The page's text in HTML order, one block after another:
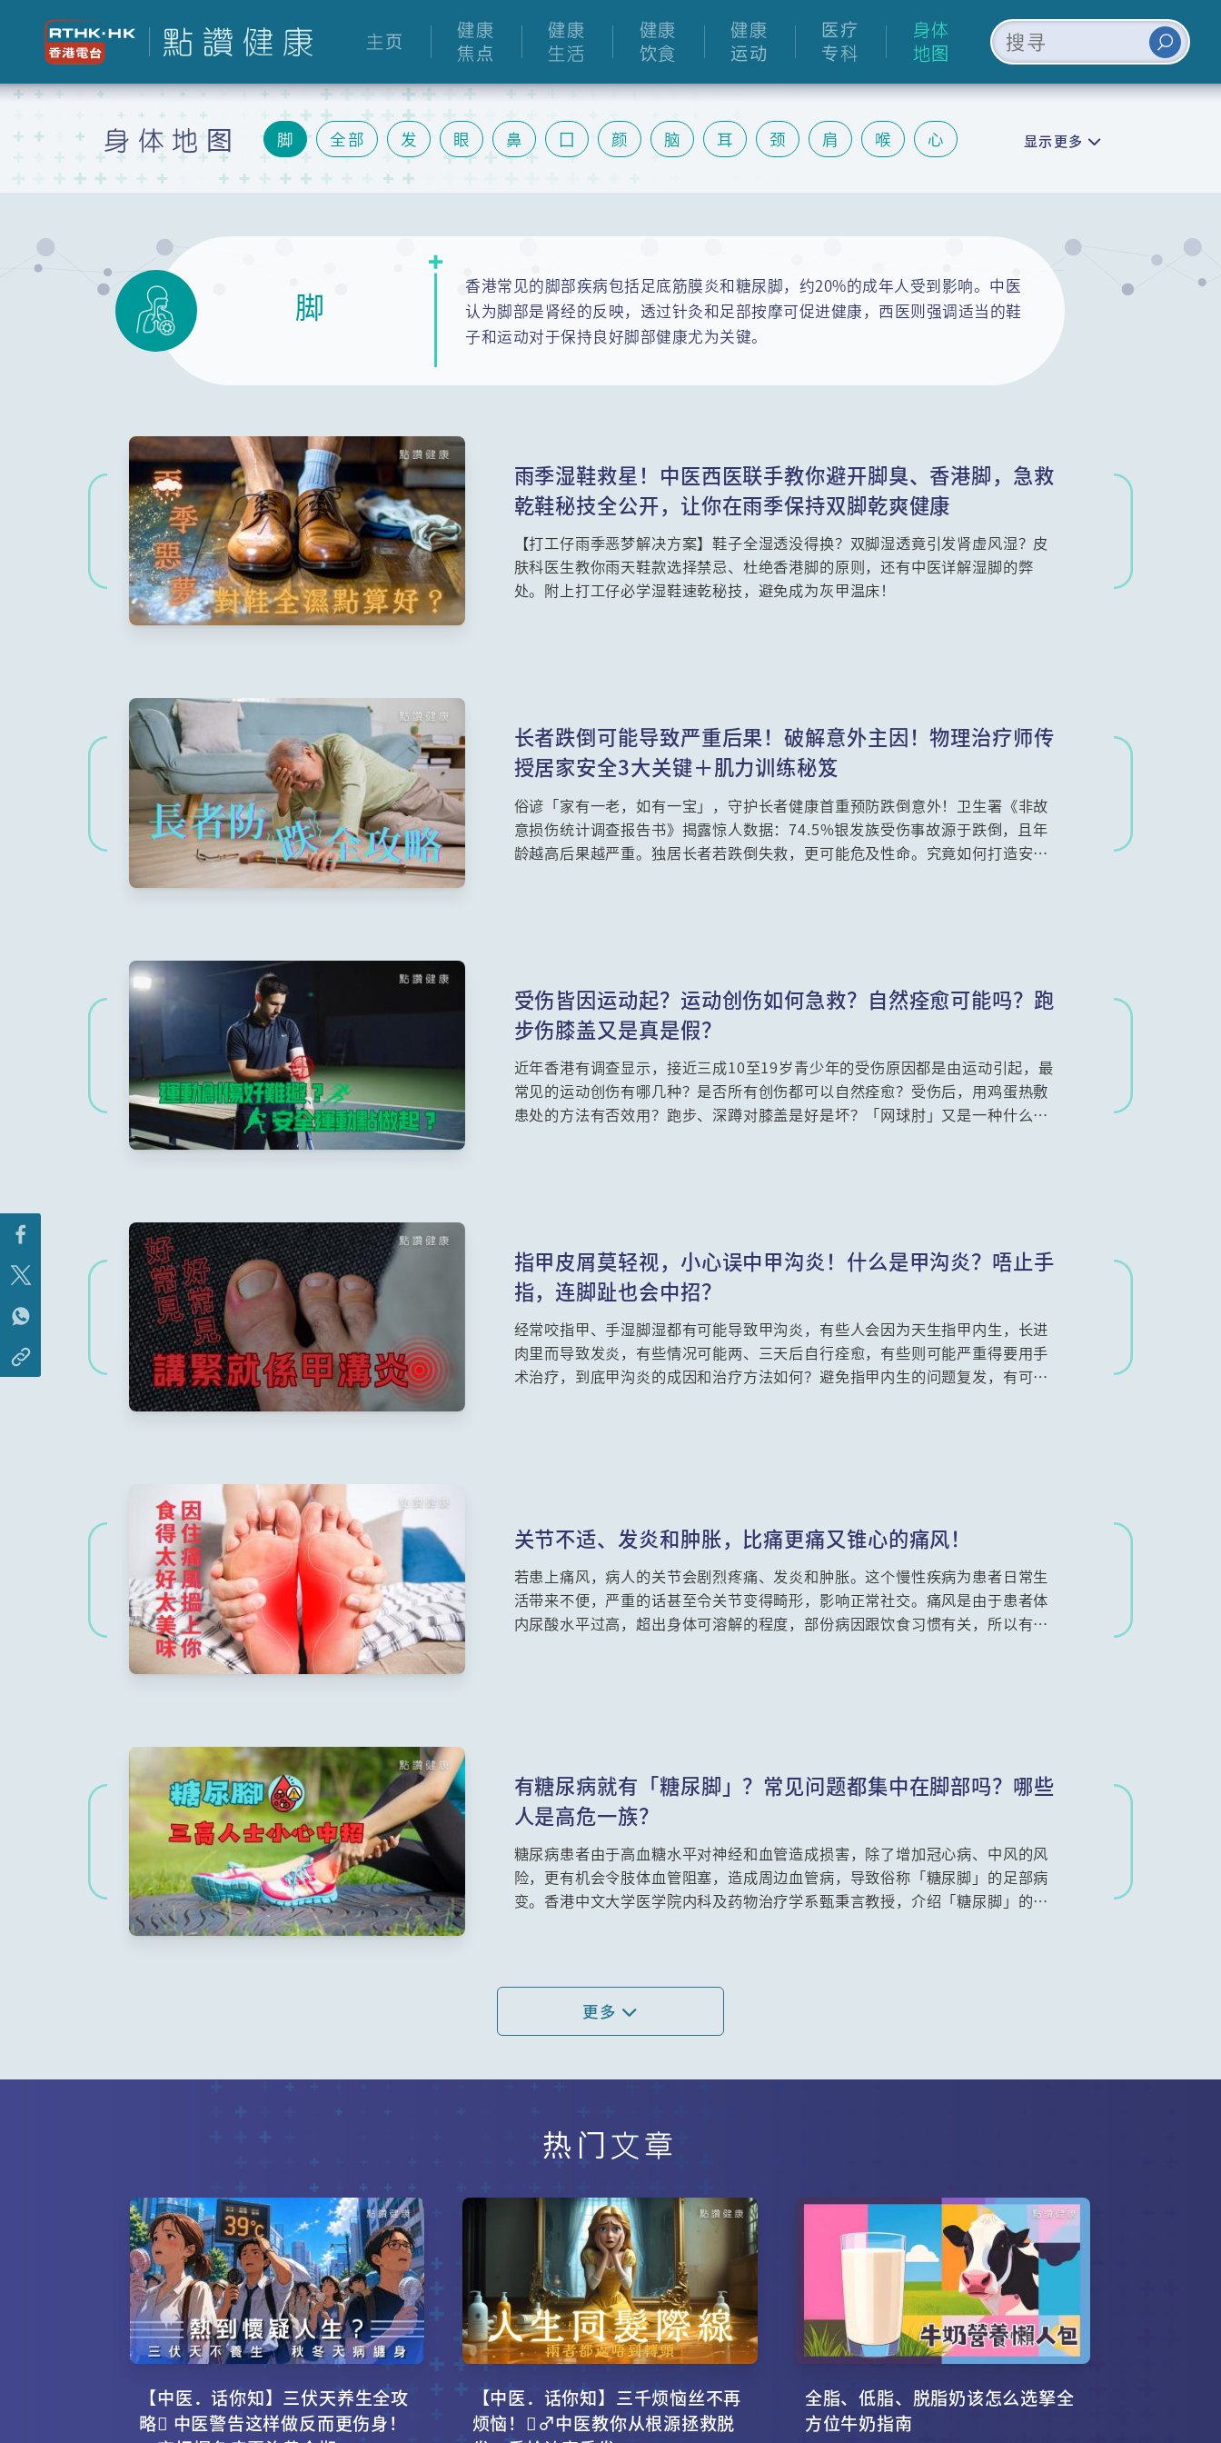
主页
健康
焦点
健康
生活
健康
饮食
健康
运动
医疗
专科
身体
地图
身体地图 全部 发 眼 鼻 囗 颜 脑 耳 颈 肩 喉 心
肺 胃 肝
脚
生殖
显示更多
脚
香港常见的脚部疾病包括足底筋膜炎和糖尿脚，约20%的成年人受到影响。中医
认为脚部是肾经的反映，透过针灸和足部按摩可促进健康，西医则强调适当的鞋
子和运动对于保持良好脚部健康尤为关键。
雨季湿鞋救星！中医西医联手教你避开脚臭、香港脚，急救
乾鞋秘技全公开，让你在雨季保持双脚乾爽健康
【打工仔雨季恶梦解决方案】鞋子全湿透没得换？双脚湿透竟引发肾虚风湿？皮
肤科医生教你雨天鞋款选择禁忌、杜绝香港脚的原则，还有中医详解湿脚的弊
处。附上打工仔必学湿鞋速乾秘技，避免成为灰甲温床！
长者跌倒可能导致严重后果！破解意外主因！物理治疗师传
授居家安全3大关键＋肌力训练秘笈
俗谚「家有一老，如有一宝」，守护长者健康首重预防跌倒意外！卫生署《非故
意损伤统计调查报告书》揭露惊人数据：74.5%银发族受伤事故源于跌倒，且年
龄越高后果越严重。独居长者若跌倒失救，更可能危及性命。究竟如何打造安全
受伤皆因运动起？运动创伤如何急救？自然痊愈可能吗？跑
步伤膝盖又是真是假？
近年香港有调查显示，接近三成10至19岁青少年的受伤原因都是由运动引起，最
常见的运动创伤有哪几种？是否所有创伤都可以自然痊愈？受伤后，用鸡蛋热敷
患处的方法有否效用？跑步、深蹲对膝盖是好是坏？「网球肘」又是一种什么伤
指甲皮屑莫轻视，小心误中甲沟炎！什么是甲沟炎？唔止手
指，连脚趾也会中招？
经常咬指甲、手湿脚湿都有可能导致甲沟炎，有些人会因为天生指甲内生，长进
肉里而导致发炎，有些情况可能两、三天后自行痊愈，有些则可能严重得要用手
术治疗，到底甲沟炎的成因和治疗方法如何？避免指甲内生的问题复发，有可能
关节不适、发炎和肿胀，比痛更痛又锥心的痛风！
若患上痛风，病人的关节会剧烈疼痛、发炎和肿胀。这个慢性疾病为患者日常生
活带来不便，严重的话甚至令关节变得畸形，影响正常社交。痛风是由于患者体
内尿酸水平过高，超出身体可溶解的程度，部份病因跟饮食习惯有关，所以有人
有糖尿病就有「糖尿脚」？常见问题都集中在脚部吗？哪些
人是高危一族？
糖尿病患者由于高血糖水平对神经和血管造成损害，除了增加冠心病、中风的风
险，更有机会令肢体血管阻塞，造成周边血管病，导致俗称「糖尿脚」的足部病
变。香港中文大学医学院内科及药物治疗学系甄秉言教授，介绍「糖尿脚」的病
更多
热门文章
【中医．话你知】三伏天养生全攻
略 中医警告这样做反而更伤身！
【中医．话你知】三千烦恼丝不再
烦恼！‍♂️中医教你从根源拯救脱
全脂、低脂、脱脂奶该怎么选拏全
方位牛奶指南